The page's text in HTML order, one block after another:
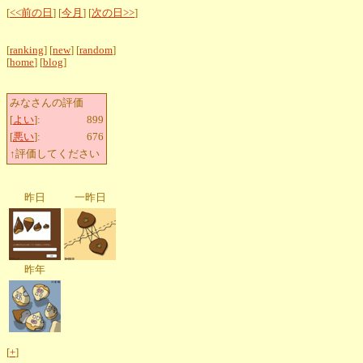
[<<前の日 ] [今月 ] [次の日>>]
[ranking] [new] [random]
[home] [blog]
みなさんの評価
[よい]:
899
[悪い]:
676
↑評価してください
昨日 一昨日
昨年
[+]